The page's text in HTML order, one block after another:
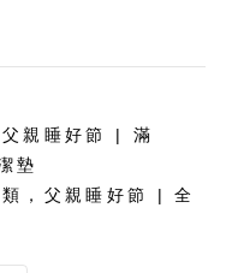
親睡好節 | 滿
墊
，父親睡好節 | 全